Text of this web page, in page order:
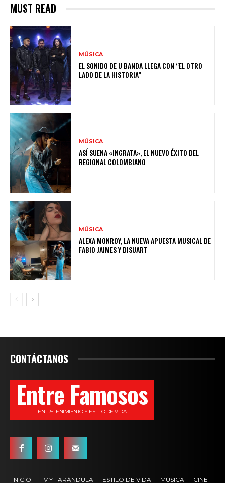
MUST READ
MÚSICA
EL SONIDO DE U BANDA LLEGA CON “EL OTRO
LADO DE LA HISTORIA”
MÚSICA
ASÍ SUENA «INGRATA», EL NUEVO ÉXITO DEL
REGIONAL COLOMBIANO
MÚSICA
ALEXA MONROY, LA NUEVA APUESTA MUSICAL DE
FABIO JAIMES Y DISUART
CONTÁCTANOS
Entre Famosos
ENTRETENIMIENTO Y ESTILO DE VIDA
INICIO TV Y FARÁNDULA ESTILO DE VIDA MÚSICA CINE